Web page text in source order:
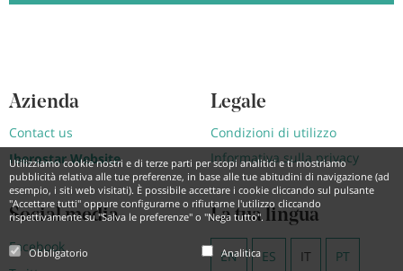
Utilizziamo cookie nostri e di terze parti per scopi analitici e ti mostriamo
pubblicità relativa alle tue preferenze, in base alle tue abitudini di navigazione (ad
esempio, i siti web visitati). È possibile accettare i cookie cliccando sul pulsante
"Accettare tutti" oppure configurarne o rifiutarne l'utilizzo cliccando
rispettivamente su "Salva le preferenze" o "Nega tutto".
Obbligatorio Analitica
Azienda
Contact us
Iberostar Website
Legale
Condizioni di utilizzo
Informativa sulla privacy
Social media
Facebook
La tua lingua
EN ES IT PT